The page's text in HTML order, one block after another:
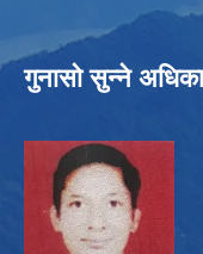
गुनासो सुन्ने